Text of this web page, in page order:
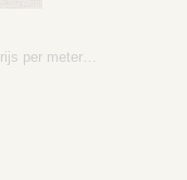
per meter…